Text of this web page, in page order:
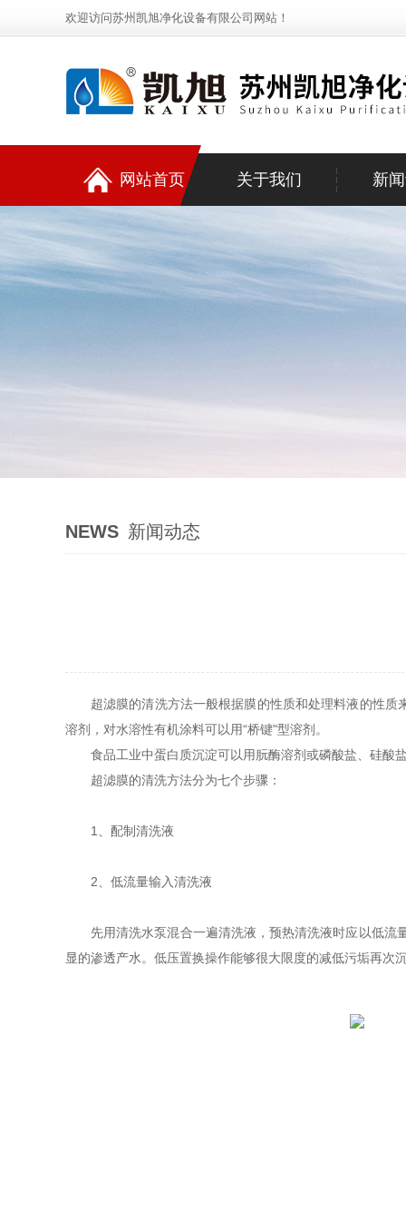
欢迎访问苏州凯旭净化设备有限公司网站！
网站首页 关于我们 新
NEWS 新闻动态
超滤膜的清洗方法一般根据膜的性质和处理料液的性
溶剂，对水溶性有机涂料可以用“桥键"型溶剂。
食品工业中蛋白质沉淀可以用朊酶溶剂或磷酸盐、硅酸
超滤膜的清洗方法分为七个步骤：
1、配制清洗液
2、低流量输入清洗液
先用清洗水泵混合一遍清洗液，预热清洗液时应以低
显的渗透产水。低压置换操作能够很大限度的减低污垢再次